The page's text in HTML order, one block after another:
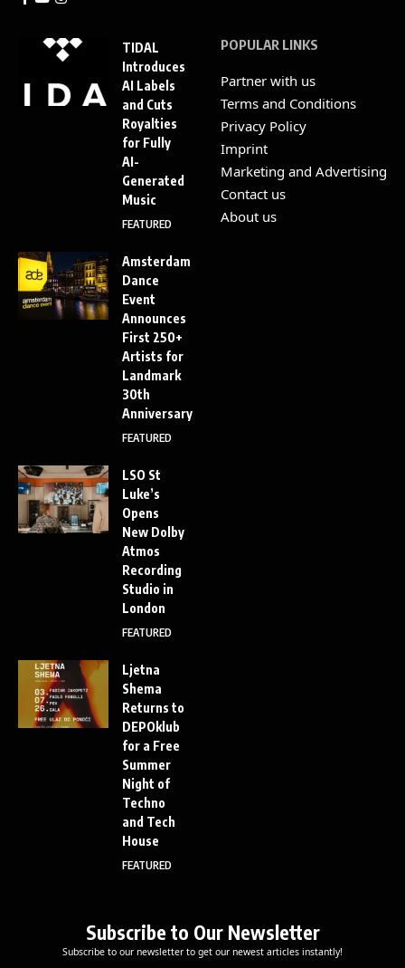
TIDAL
Introduces
AI Labels
and Cuts
Royalties
for Fully
AI-
Generated
Music
FEATURED
Amsterdam
Dance
Event
Announces
First 250+
Artists for
Landmark
30th
Anniversary
FEATURED
LSO St
Luke’s
Opens
New Dolby
Atmos
Recording
Studio in
London
FEATURED
Ljetna
Shema
Returns to
DEPOklub
for a Free
Summer
Night of
Techno
and Tech
House
FEATURED
POPULAR LINKS
Partner with us
Terms and Conditions
Privacy Policy
Imprint
Marketing and Advertising
Contact us
About us
Subscribe to Our Newsletter
Subscribe to our newsletter to get our newest articles instantly!